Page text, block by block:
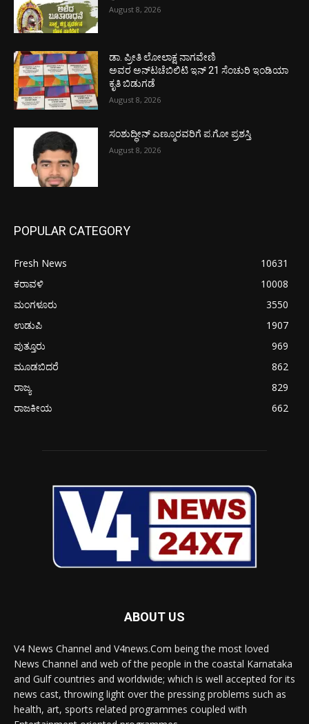
August 8, 2026
ಡಾ. ಪ್ರೀತಿ ಲೋಲಾಕ್ಷ ನಾಗವೇಣಿ
ಅವರ ಅನ್‌ಟಚೆಬಿಲಿಟಿ ಇನ್ 21 ಸೆಂಚುರಿ ಇಂಡಿಯಾ
ಕೃತಿ ಬಿಡುಗಡೆ
August 8, 2026
ಸಂಶುದ್ಧೀನ್ ಎಣ್ಮೂರವರಿಗೆ ಪ.ಗೋ ಪ್ರಶಸ್ತಿ
August 8, 2026
POPULAR CATEGORY
Fresh News
10631
ಕರಾವಳಿ
10008
ಮಂಗಳೂರು
3550
ಉಡುಪಿ
1907
ಪುತ್ತೂರು
969
ಮೂಡಬಿದರೆ
862
ರಾಜ್ಯ
829
ರಾಜಕೀಯ
662
ABOUT US
V4 News Channel and V4news.Com being the most loved
News Channel and web of the people in the coastal Karnataka
and Gulf countries and worldwide; which is well accepted for its
news cast, throwing light over the pressing problems such as
health, art, sports related programmes coupled with